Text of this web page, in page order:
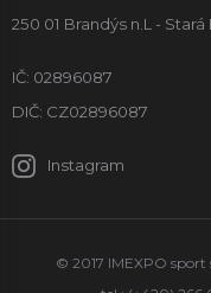
250 01 Brandýs n.L -
IČ: 02896087
DIČ: CZ02896087
Instagram
© 2017 IMEXPO sport